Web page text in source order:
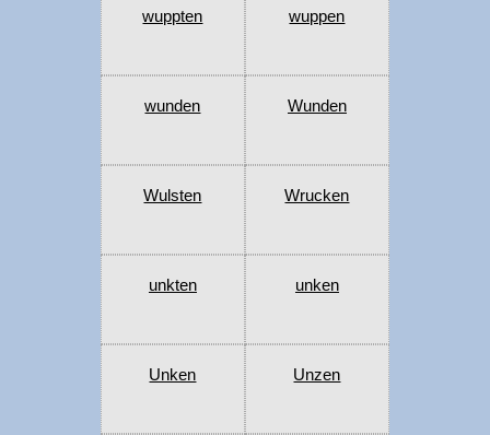
wuppten wuppen
wunden Wunden
Wulsten Wrucken
unkten unken
Unken Unzen